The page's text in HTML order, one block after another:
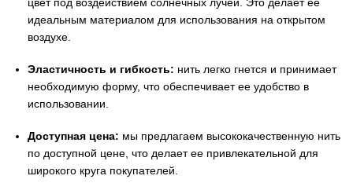
идеальным материалом для использования на открытом
воздухе.
Эластичность и гибкость: нить легко гнется и принимает
необходимую форму, что обеспечивает ее удобство в
использовании.
Доступная цена: мы предлагаем высококачественную нить
по доступной цене, что делает ее привлекательной для
широкого круга покупателей.